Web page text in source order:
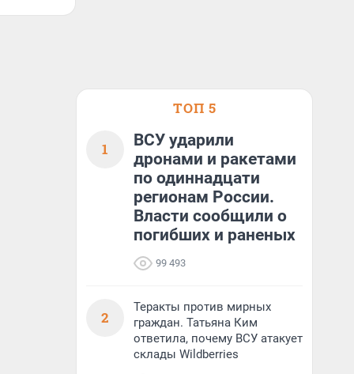
ТОП 5
1
ВСУ ударили
дронами и ракетами
по одиннадцати
регионам России.
Власти сообщили о
погибших и раненых
99 493
2
Теракты против мирных
граждан. Татьяна Ким
ответила, почему ВСУ атакует
склады Wildberries